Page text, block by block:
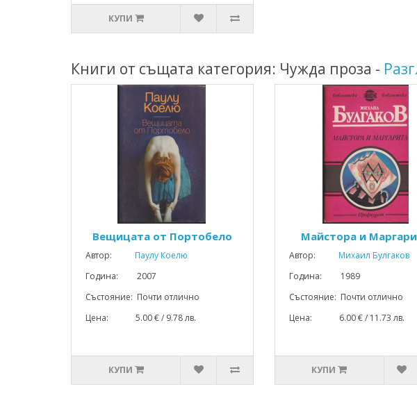
КУПИ
Книги от същата категория: Чужда проза -
Вещицата от Портобело
Автор:
Паулу Коелю
Година: 2007
Състояние: Почти отлично
Цена: 5.00 € / 9.78 лв.
КУПИ
Майстора и
Автор:
Михаил Булгаков
Година: 1989
Състояние: Почти отлично
Цена: 6.00 € / 11.73 лв.
КУПИ